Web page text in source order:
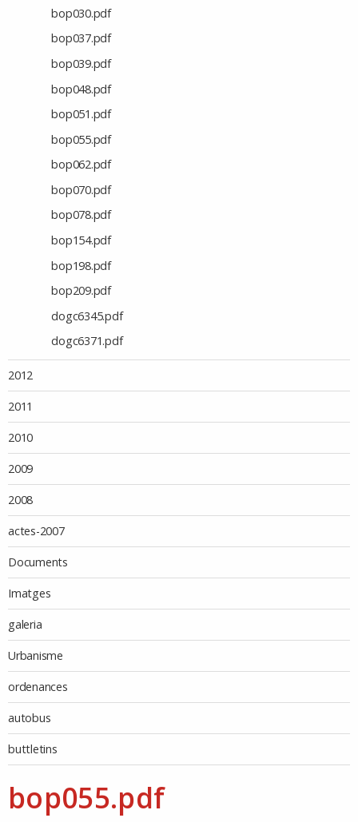
bop030.pdf
bop037.pdf
bop039.pdf
bop048.pdf
bop051.pdf
bop055.pdf
bop062.pdf
bop070.pdf
bop078.pdf
bop154.pdf
bop198.pdf
bop209.pdf
dogc6345.pdf
dogc6371.pdf
2012
2011
2010
2009
2008
actes-2007
Documents
Imatges
galeria
Urbanisme
ordenances
autobus
buttletins
bop055.pdf